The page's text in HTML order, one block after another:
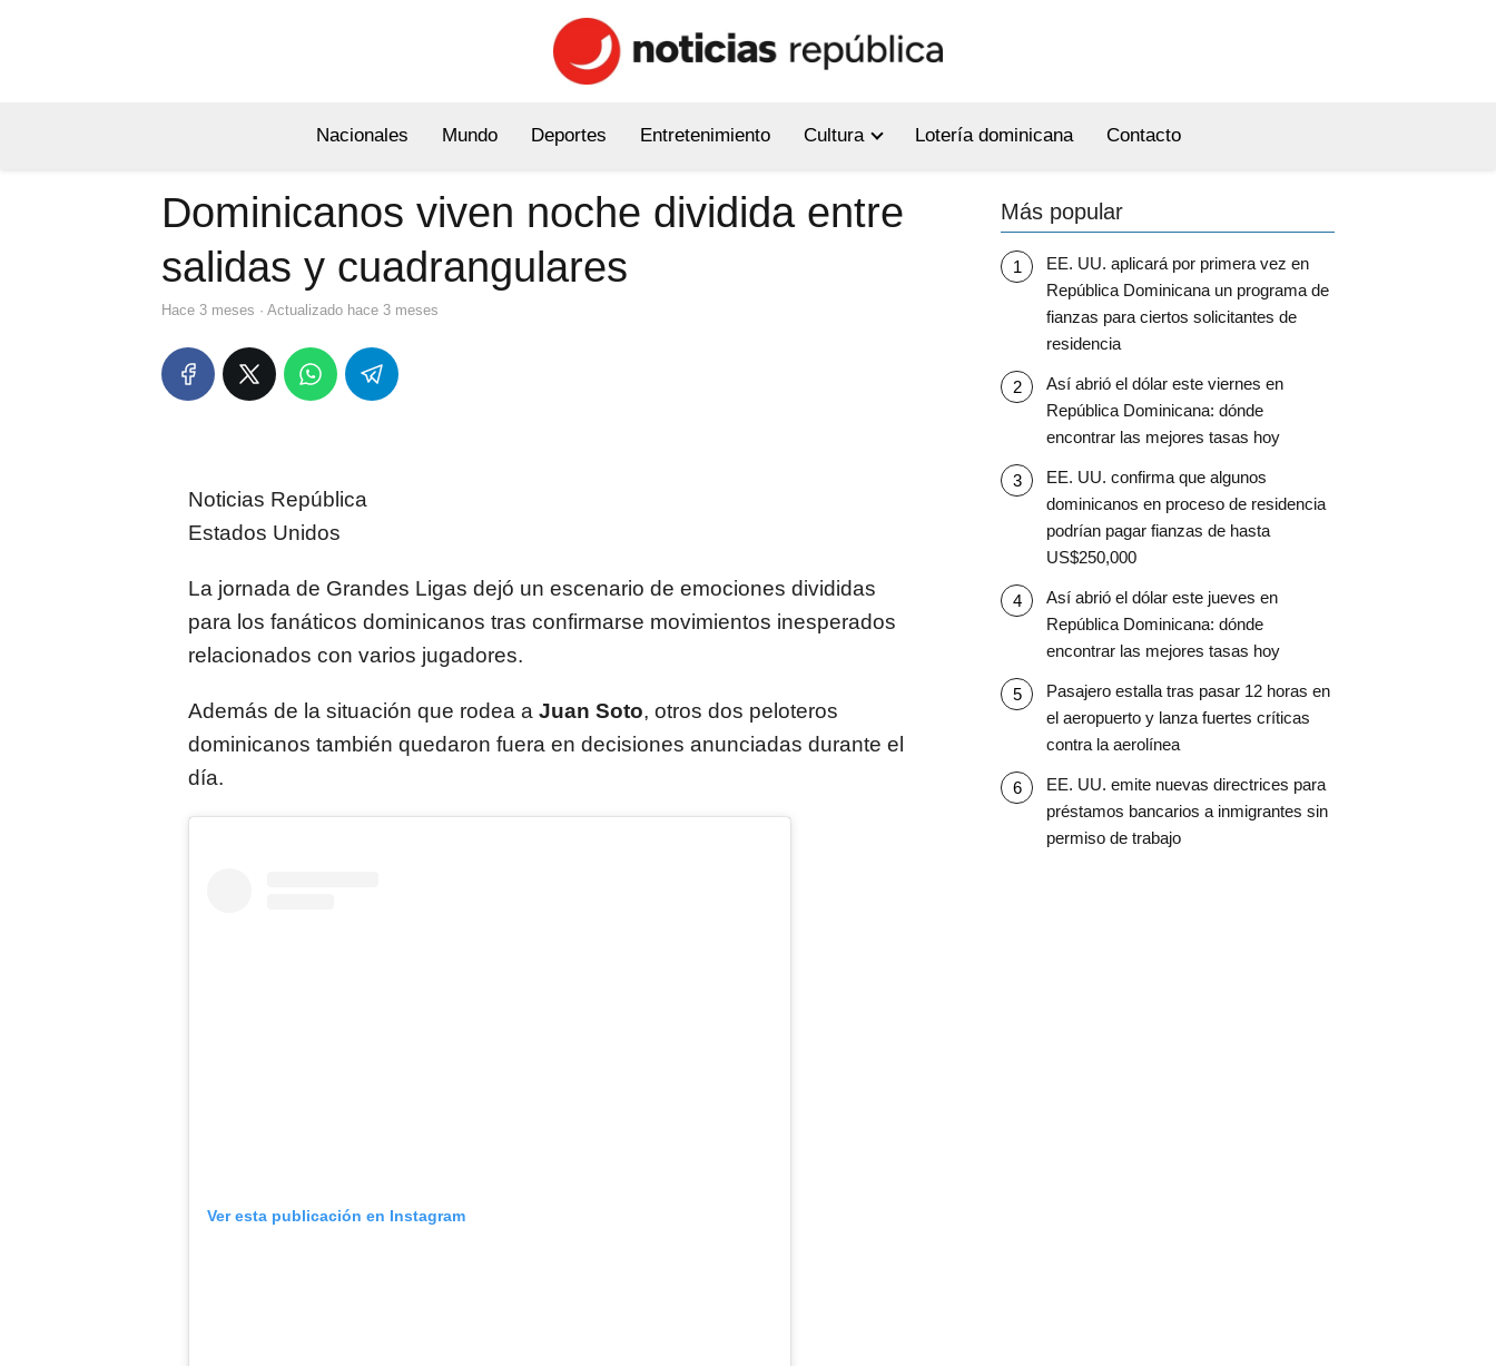
Nacionales Mundo Deportes Entretenimiento Cultura Lotería dominicana Contacto
Dominicanos viven noche dividida entre
salidas y cuadrangulares
hace 3 meses · Actualizado hace 3 meses
Noticias República
Estados Unidos
La jornada de Grandes Ligas dejó un escenario de emociones divididas
para los fanáticos dominicanos tras confirmarse movimientos inesperados
relacionados con varios jugadores.
Además de la situación que rodea a Juan Soto, otros dos peloteros
dominicanos también quedaron fuera en decisiones anunciadas durante el
día.
Ver esta publicación en Instagram
Más popular
EE. UU. aplicará por primera vez en
República Dominicana un programa de
fianzas para ciertos solicitantes de
residencia
Así abrió el dólar este viernes en
República Dominicana: dónde
encontrar las mejores tasas hoy
EE. UU. confirma que algunos
dominicanos en proceso de residencia
podrían pagar fianzas de hasta
US$250,000
Así abrió el dólar este jueves en
República Dominicana: dónde
encontrar las mejores tasas hoy
Pasajero estalla tras pasar 12 horas en
el aeropuerto y lanza fuertes críticas
contra la aerolínea
EE. UU. emite nuevas directrices para
préstamos bancarios a inmigrantes sin
permiso de trabajo